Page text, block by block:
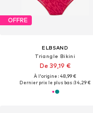
OFFRE
ELBSAND
Triangle Bikini
De 39,19 €
À l'origine : 48,99 €
Dernier prix le plus bas :34,29 €